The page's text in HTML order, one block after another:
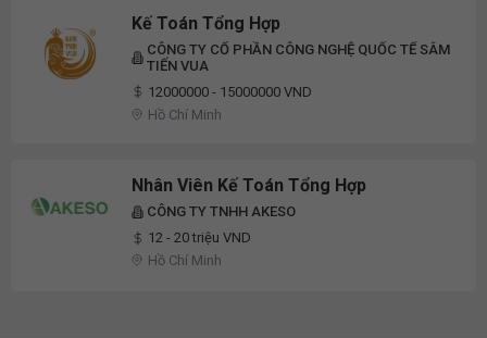
Kế Toán Tổng Hợp
CÔNG TY CỔ PHẦN CÔNG NGHỆ QUỐC TẾ SÂM
TIẾN VUA
12000000 - 15000000 VND
Hồ Chí Minh
Nhân Viên Kế Toán Tổng Hợp
CÔNG TY TNHH AKESO
12 - 20 triệu VND
Hồ Chí Minh